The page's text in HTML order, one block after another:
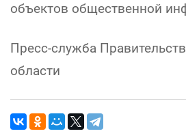
объектов общественной
Пресс-служба
области